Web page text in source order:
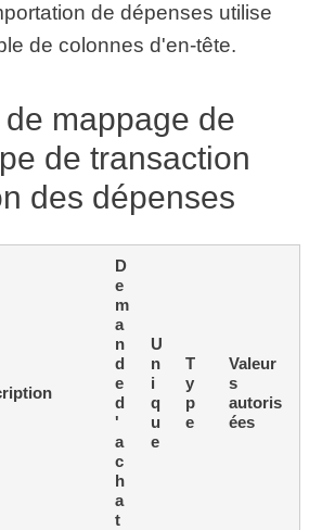
de dépenses utilise
de colonnes d'en-tête.
mappage de
de transaction
des dépenses
D
e
m
a
n
d
e
d
'
a
c
h
a
t
U
n
i
q
u
e
T
y
p
e
Valeur
s
autoris
ées